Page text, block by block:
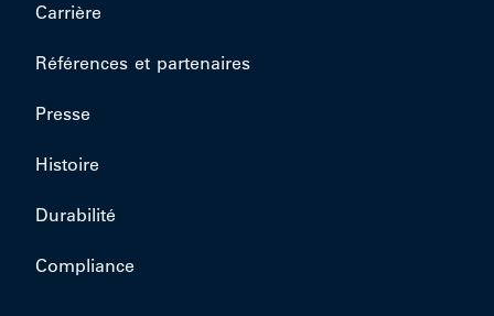
Carrière
Références et partenaires
Presse
Histoire
Durabilité
Compliance